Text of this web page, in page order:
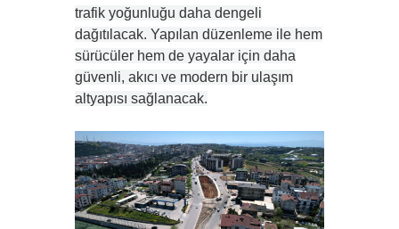
trafik yoğunluğu daha dengeli
dağıtılacak. Yapılan düzenleme ile hem
sürücüler hem de yayalar için daha
güvenli, akıcı ve modern bir ulaşım
altyapısı sağlanacak.